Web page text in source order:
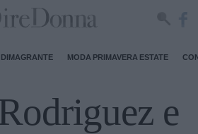
DIMAGRANTE MODA PRIMAVERA ESTATE
e